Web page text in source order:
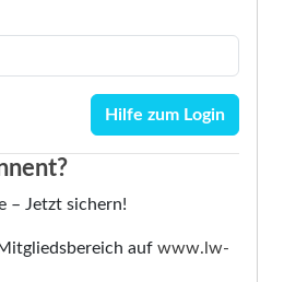
Hilfe zum Login
– Jetzt sichern!
aufwww.lw-